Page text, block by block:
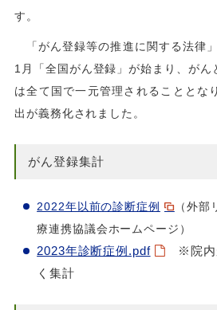
す。
「がん登録等の推進に関する法律
1月「全国がん登録」が始まり、がん
は全て国で一元管理されることとな
出が義務化されました。
がん登録集計
2022年以前の診断症例
（外部
療連携協議会ホームページ）
2023年診断症例.pdf
※院内
く集計